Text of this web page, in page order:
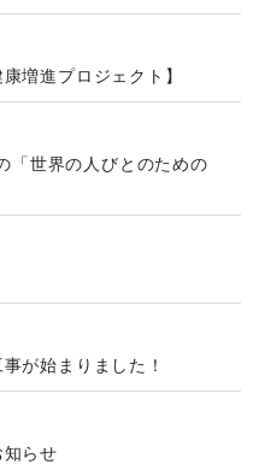
増進プロジェクト】
「世界の人びとのための
が始まりました！
らせ